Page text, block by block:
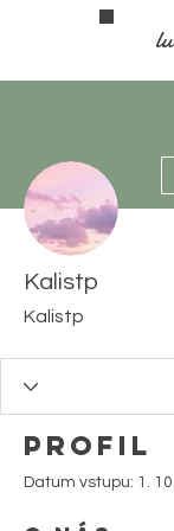
Kalistp
Kalistp
Profil
Datum vstupu: 1.